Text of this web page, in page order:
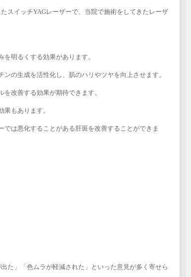
スイッチYAGレーザーで、当院で施術をしてきたレーザ
明るくする効果があります。
の生成を活性化し、肌のハリやツヤを向上させます。
改善する効果が期待できます。
もあります。
は悪化することがある肝斑を改善することができま
た」「色ムラが軽減された」といった意見が多く寄せら